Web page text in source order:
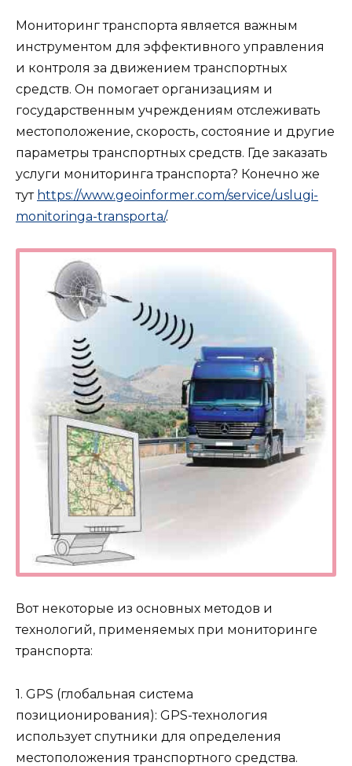
Мониторинг транспорта является важным
инструментом для эффективного управления
и контроля за движением транспортных
средств. Он помогает организациям и
государственным учреждениям отслеживать
местоположение, скорость, состояние и другие
параметры транспортных средств. Где заказать
услуги мониторинга транспорта? Конечно же
тут https://www.geoinformer.com/service/uslugi-
monitoringa-transporta/.
Вот некоторые из основных методов и
технологий, применяемых при мониторинге
транспорта:
1. GPS (глобальная система
позиционирования): GPS-технология
использует спутники для определения
местоположения транспортного средства.